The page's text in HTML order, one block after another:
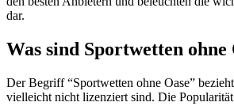
dar.
Was sind Sportwetten ohne
Der Begriff “Sportwetten ohne Oase”
vielleicht nicht lizenziert sind. Die